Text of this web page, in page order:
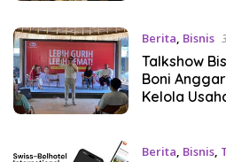
Berita, Bisnis
Talkshow
Boni
Kelola
Berita, Bisnis,